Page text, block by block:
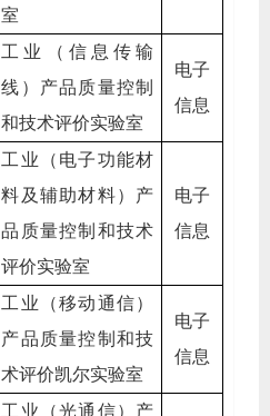
室
工业（信息传输
线）产品质量控制
和技术评价实验室
电子
信息
工业（电子功能材
料及辅助材料）产
品质量控制和技术
评价实验室
电子
信息
工业（移动通信）
产品质量控制和技
术评价凯尔实验室
电子
信息
工业（光通信）产